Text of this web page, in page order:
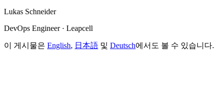
Lukas Schneider
DevOps Engineer · Leapcell
이 게시물은 English, 日本語 및 Deutsch에서도 볼 수 있습니다.